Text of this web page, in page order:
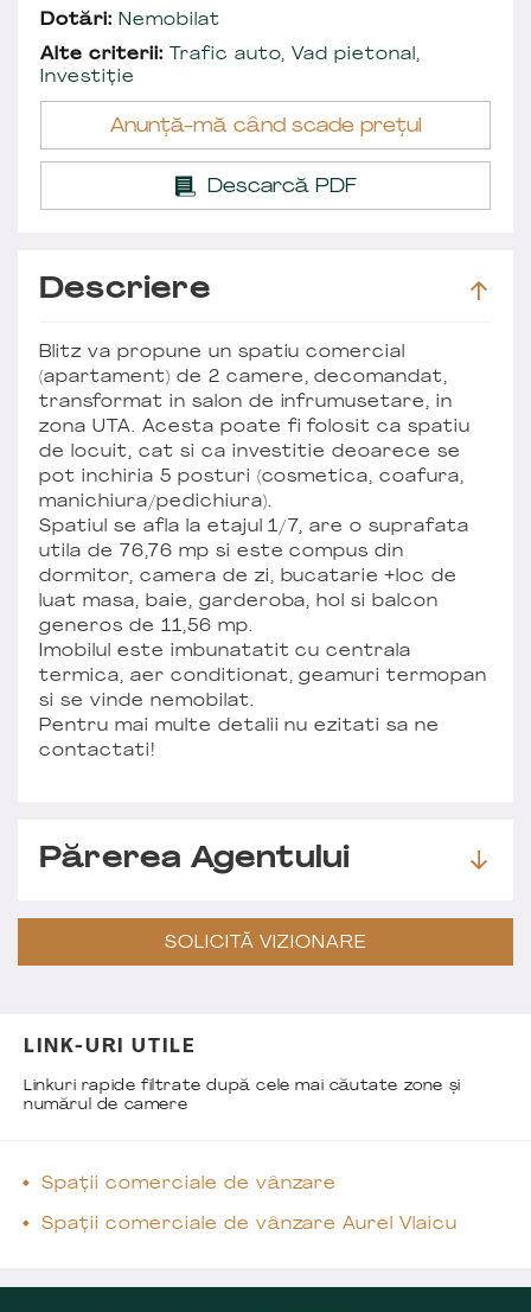
Dotări: Nemobilat
Alte criterii: Trafic auto, Vad pietonal,
Investiție
Anunță-mă când scade prețul
Descarcă PDF
Descriere
Blitz va propune un spatiu comercial
(apartament) de 2 camere, decomandat,
transformat in salon de infrumusetare, in
zona UTA. Acesta poate fi folosit ca spatiu
de locuit, cat si ca investitie deoarece se
pot inchiria 5 posturi (cosmetica, coafura,
manichiura/pedichiura).
Spatiul se afla la etajul 1/7, are o suprafata
utila de 76,76 mp si este compus din
dormitor, camera de zi, bucatarie +loc de
luat masa, baie, garderoba, hol si balcon
generos de 11,56 mp.
Imobilul este imbunatatit cu centrala
termica, aer conditionat, geamuri termopan
si se vinde nemobilat.
Pentru mai multe detalii nu ezitati sa ne
contactati!
Părerea Agentului
SOLICITĂ VIZIONARE
LINK-URI UTILE
Linkuri rapide filtrate după cele mai căutate zone și
numărul de camere
Spații comerciale de vânzare
Spații comerciale de vânzare Aurel Vlaicu